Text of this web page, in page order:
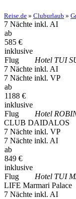
Reise.de » Cluburlaub »
7 Nächte inkl. AI
ab
585 €
inklusive
Flug
Hotel TUI
7 Nächte inkl. AI
7 Nächte inkl. VP
ab
1188 €
inklusive
Flug
Hotel
CLUB DAIDALOS
7 Nächte inkl. VP
7 Nächte inkl. AI
ab
849 €
inklusive
Flug
Hotel TUI
LIFE Marmari Palace
7 Nächte inkl. AI